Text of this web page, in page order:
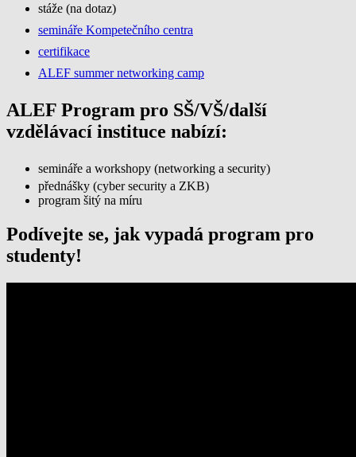
stáže (na dotaz)
semináře Kompetečního centra
certifikace
ALEF summer networking camp
ALEF Program pro SŠ/VŠ/další
vzdělávací instituce nabízí:
semináře a workshopy (networking a security)
přednášky (cyber security a ZKB)
program šitý na míru
Podívejte se, jak vypadá program pro
studenty!